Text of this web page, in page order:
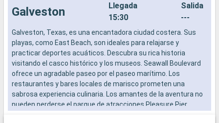
Galveston
Llegada
15:30
Salida
---
Galveston, Texas, es una encantadora ciudad costera. Sus
playas, como East Beach, son ideales para relajarse y
practicar deportes acuáticos. Descubra su rica historia
visitando el casco histórico y los museos. Seawall Boulevard
ofrece un agradable paseo por el paseo marítimo. Los
restaurantes y bares locales de marisco prometen una
sabrosa experiencia culinaria. Los amantes de la aventura no
pueden perderse el parque de atracciones Pleasure Pier.